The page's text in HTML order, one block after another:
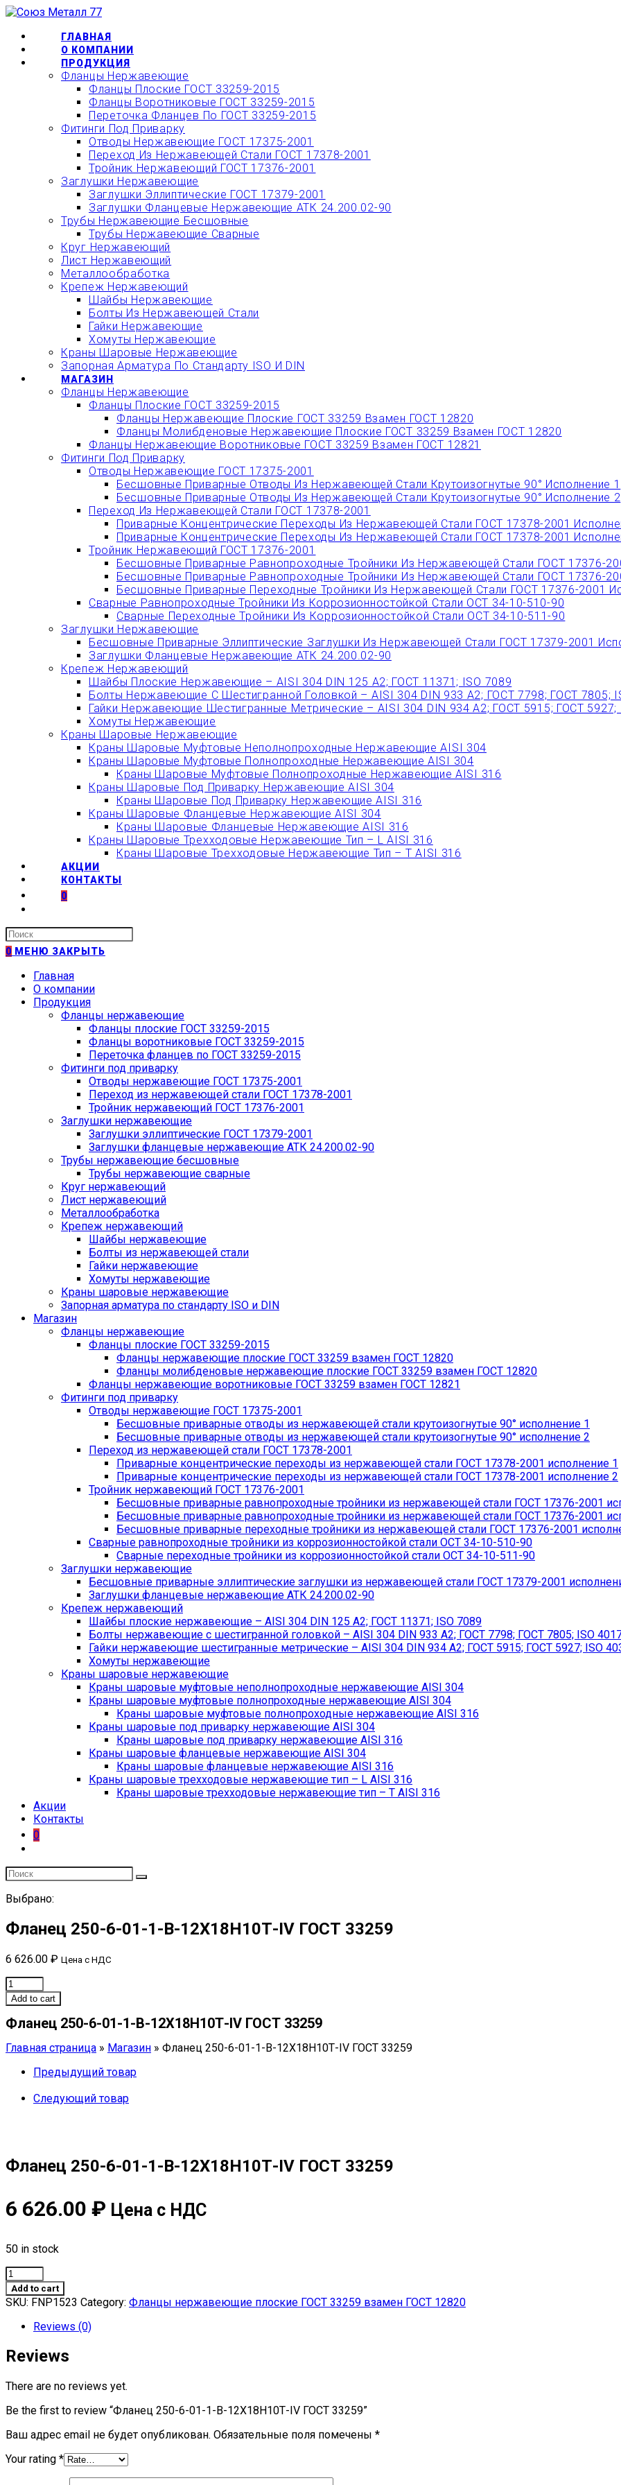
Перейти
содержимомуГЛАВНАЯ
О КОМПАНИИ
ПРОДУКЦИЯ
Фланцы Нержавеющие
Фланцы Плоские ГОСТ 33259-2015
Фланцы Воротниковые ГОСТ 33259-2015
Переточка Фланцев По ГОСТ 33259-2015
Фитинги Под Приварку
Отводы Нержавеющие ГОСТ 17375-2001
Переход Из Нержавеющей Стали ГОСТ 17378-2001
Тройник Нержавеющий ГОСТ 17376-2001
Заглушки Нержавеющие
Заглушки Эллиптические ГОСТ 17379-2001
Заглушки Фланцевые Нержавеющие АТК 24.200.02-90
Трубы Нержавеющие Бесшовные
Трубы Нержавеющие Сварные
Круг Нержавеющий
Лист Нержавеющий
Металлообработка
Крепеж Нержавеющий
Шайбы Нержавеющие
Болты Из Нержавеющей Стали
Гайки Нержавеющие
Хомуты Нержавеющие
Краны Шаровые Нержавеющие
Запорная Арматура По Стандарту ISO И DIN
МАГАЗИН
Фланцы Нержавеющие
Фланцы Плоские ГОСТ 33259-2015
Фланцы Нержавеющие Плоские ГОСТ 33259 Взамен ГОСТ 12820
Фланцы Молибденовые Нержавеющие Плоские ГОСТ 33259 Взамен ГОСТ 12820
Фланцы Нержавеющие Воротниковые ГОСТ 33259 Взамен ГОСТ 12821
Фитинги Под Приварку
Отводы Нержавеющие ГОСТ 17375-2001
Бесшовные Приварные Отводы Из Нержавеющей Стали Крутоизогнутые 90° Исполнение 1
Бесшовные Приварные Отводы Из Нержавеющей Стали Крутоизогнутые 90° Исполнение 2
Переход Из Нержавеющей Стали ГОСТ 17378-2001
Приварные Концентрические Переходы Из Нержавеющей Стали ГОСТ 17378-2001
Приварные Концентрические Переходы Из Нержавеющей Стали ГОСТ 17378-2001
Тройник Нержавеющий ГОСТ 17376-2001
Бесшовные Приварные Равнопроходные Тройники Из Нержавеющей Стали ГОСТ 17376-
Бесшовные Приварные Равнопроходные Тройники Из Нержавеющей Стали ГОСТ 17376-
Бесшовные Приварные Переходные Тройники Из Нержавеющей Стали ГОСТ 17376-2001
Сварные Равнопроходные Тройники Из Коррозионностойкой Стали ОСТ 34-10-510-90
Сварные Переходные Тройники Из Коррозионностойкой Стали ОСТ 34-10-511-90
Заглушки Нержавеющие
Бесшовные Приварные Эллиптические Заглушки Из Нержавеющей Стали ГОСТ 17379-2001
Заглушки Фланцевые Нержавеющие АТК 24.200.02-90
Крепеж Нержавеющий
Шайбы Плоские Нержавеющие – AISI 304 DIN 125 A2; ГОСТ 11371; ISO 7089
Болты Нержавеющие С Шестигранной Головкой – AISI 304 DIN 933 A2; ГОСТ 7798; ГОСТ 7805;
Гайки Нержавеющие Шестигранные Метрические – AISI 304 DIN 934 А2; ГОСТ 5915; ГОСТ 5927;
Хомуты Нержавеющие
Краны Шаровые Нержавеющие
Краны Шаровые Муфтовые Неполнопроходные Нержавеющие AISI 304
Краны Шаровые Муфтовые Полнопроходные Нержавеющие AISI 304
Краны Шаровые Муфтовые Полнопроходные Нержавеющие AISI 316
Краны Шаровые Под Приварку Нержавеющие AISI 304
Краны Шаровые Под Приварку Нержавеющие AISI 316
Краны Шаровые Фланцевые Нержавеющие AISI 304
Краны Шаровые Фланцевые Нержавеющие AISI 316
Краны Шаровые Трехходовые Нержавеющие Тип – L AISI 316
Краны Шаровые Трехходовые Нержавеющие Тип – T AISI 316
АКЦИИ
КОНТАКТЫ
0
Искать:
0 МЕНЮ ЗАКРЫТЬ
Главная
О компании
Продукция
Фланцы нержавеющие
Фланцы плоские ГОСТ 33259-2015
Фланцы воротниковые ГОСТ 33259-2015
Переточка фланцев по ГОСТ 33259-2015
Фитинги под приварку
Отводы нержавеющие ГОСТ 17375-2001
Переход из нержавеющей стали ГОСТ 17378-2001
Тройник нержавеющий ГОСТ 17376-2001
Заглушки нержавеющие
Заглушки эллиптические ГОСТ 17379-2001
Заглушки фланцевые нержавеющие АТК 24.200.02-90
Трубы нержавеющие бесшовные
Трубы нержавеющие сварные
Круг нержавеющий
Лист нержавеющий
Металлообработка
Крепеж нержавеющий
Шайбы нержавеющие
Болты из нержавеющей стали
Гайки нержавеющие
Хомуты нержавеющие
Краны шаровые нержавеющие
Запорная арматура по стандарту ISO и DIN
Магазин
Фланцы нержавеющие
Фланцы плоские ГОСТ 33259-2015
Фланцы нержавеющие плоские ГОСТ 33259 взамен ГОСТ 12820
Фланцы молибденовые нержавеющие плоские ГОСТ 33259 взамен ГОСТ 12820
Фланцы нержавеющие воротниковые ГОСТ 33259 взамен ГОСТ 12821
Фитинги под приварку
Отводы нержавеющие ГОСТ 17375-2001
Бесшовные приварные отводы из нержавеющей стали крутоизогнутые 90° исполнение 1
Бесшовные приварные отводы из нержавеющей стали крутоизогнутые 90° исполнение 2
Переход из нержавеющей стали ГОСТ 17378-2001
Приварные концентрические переходы из нержавеющей стали ГОСТ 17378-2001 исполнение 1
Приварные концентрические переходы из нержавеющей стали ГОСТ 17378-2001 исполнение 2
Тройник нержавеющий ГОСТ 17376-2001
Бесшовные приварные равнопроходные тройники из нержавеющей стали ГОСТ 17376-2001
Бесшовные приварные равнопроходные тройники из нержавеющей стали ГОСТ 17376-2001
Бесшовные приварные переходные тройники из нержавеющей стали ГОСТ 17376-2001
Сварные равнопроходные тройники из коррозионностойкой стали ОСТ 34-10-510-90
Сварные переходные тройники из коррозионностойкой стали ОСТ 34-10-511-90
Заглушки нержавеющие
Бесшовные приварные эллиптические заглушки из нержавеющей стали ГОСТ 17379-2001
Заглушки фланцевые нержавеющие АТК 24.200.02-90
Крепеж нержавеющий
Шайбы плоские нержавеющие – AISI 304 DIN 125 A2; ГОСТ 11371; ISO 7089
Болты нержавеющие с шестигранной головкой – AISI 304 DIN 933 A2; ГОСТ 7798; ГОСТ 7805; ISO
Гайки нержавеющие шестигранные метрические – AISI 304 DIN 934 А2; ГОСТ 5915; ГОСТ 5927; ISO
Хомуты нержавеющие
Краны шаровые нержавеющие
Краны шаровые муфтовые неполнопроходные нержавеющие AISI 304
Краны шаровые муфтовые полнопроходные нержавеющие AISI 304
Краны шаровые муфтовые полнопроходные нержавеющие AISI 316
Краны шаровые под приварку нержавеющие AISI 304
Краны шаровые под приварку нержавеющие AISI 316
Краны шаровые фланцевые нержавеющие AISI 304
Краны шаровые фланцевые нержавеющие AISI 316
Краны шаровые трехходовые нержавеющие тип – L AISI 316
Краны шаровые трехходовые нержавеющие тип – T AISI 316
Акции
Контакты
0
Выбрано:
Фланец 250-6-01-1-В-12Х18Н10Т-IV ГОСТ 33259
6 626.00 ₽ Цена с НДС
Фланец
250-
6-
01-
В-12Х18Н10Т-
ГОСТ
quantity
Add to cart
Фланец 250-6-01-1-В-12Х18Н10Т-IV ГОСТ 33259
Главная страница » Магазин » Фланец 250-6-01-1-В-12Х18Н10Т-IV ГОСТ 33259
Предыдущий товар
Следующий товар
Фланец 250-6-01-1-В-12Х18Н10Т-IV ГОСТ 33259
6 626.00 ₽ Цена с НДС
50 in stock
Фланец
250-
6-
IV
ГОСТ
quantity
Add to cart
SKU: FNP1523 Category: Фланцы нержавеющие плоские ГОСТ 33259 взамен ГОСТ 12820
Reviews (0)
Reviews
There are no reviews yet.
Be the first to review “Фланец 250-6-01-1-В-12Х18Н10Т-IV ГОСТ 33259”
Ваш адрес email не будет опубликован. Обязательные поля помечены *
Your rating *